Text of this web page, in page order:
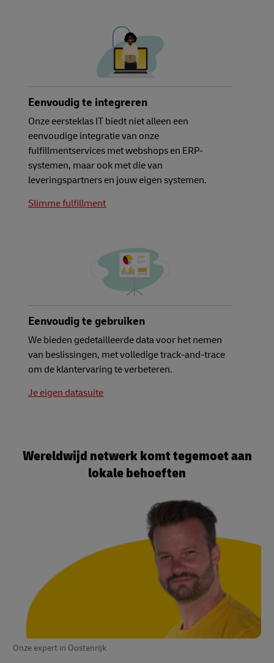
Eenvoudig te integreren
Onze eersteklas IT biedt niet alleen een
eenvoudige integratie van onze
fulfillmentservices met webshops en ERP-
systemen, maar ook met die van
leveringspartners en jouw eigen systemen.
Slimme fulfillment
Eenvoudig te gebruiken
We bieden gedetailleerde data voor het nemen
van beslissingen, met volledige track-and-trace
om de klantervaring te verbeteren.
Je eigen datasuite
Wereldwijd netwerk komt tegemoet aan
lokale behoeften
Onze expert in Oostenrijk